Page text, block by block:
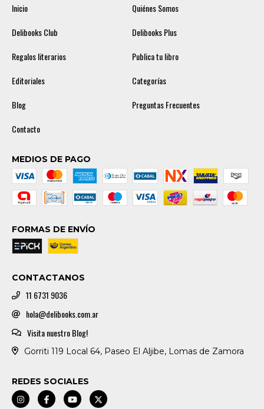
Inicio
Quiénes Somos
Delibooks Club
Delibooks Plus
Regalos literarios
Publica tu libro
Editoriales
Categorías
Blog
Preguntas Frecuentes
Contacto
MEDIOS DE PAGO
FORMAS DE ENVÍO
CONTACTANOS
11 6731 9036
hola@delibooks.com.ar
Visita nuestro Blog!
Gorriti 119 Local 64, Paseo El Aljibe, Lomas de Zamora
REDES SOCIALES